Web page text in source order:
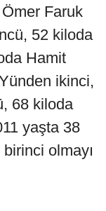
Faruk
52 kiloda
Hamit
ikinci,
68 kiloda
yaşta 38
olmayı